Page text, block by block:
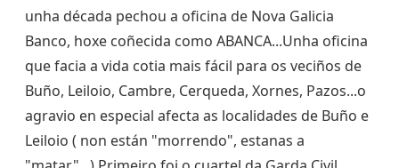
unha década pechou a oficina de Nova Galicia
Banco, hoxe coñecida como ABANCA...Unha oficina
que facia a vida cotia mais fácil para os veciños de
Buño, Leiloio, Cambre, Cerqueda, Xornes, Pazos...o
agravio en especial afecta as localidades de Buño e
Leiloio ( non están "morrendo", estanas a